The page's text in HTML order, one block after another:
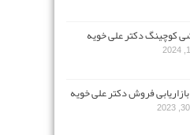
کوچینگ دکتر علی خویه